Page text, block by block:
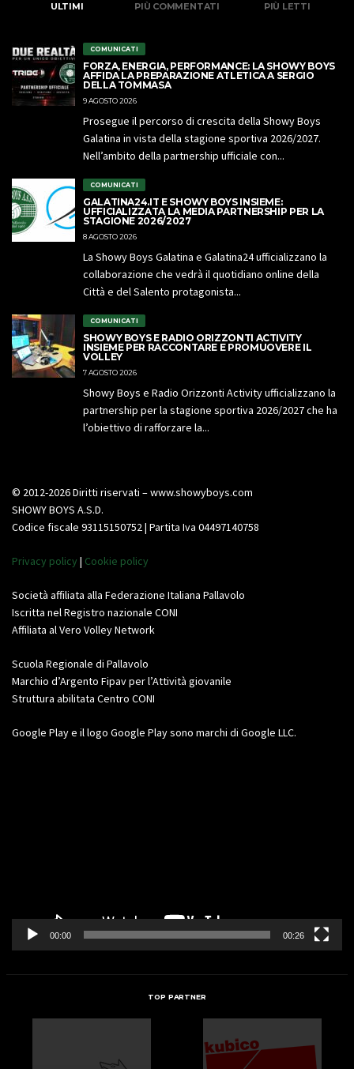
ULTIMI PIÙ COMMENTATI PIÙ LETTI
COMUNICATI
FORZA, ENERGIA, PERFORMANCE: LA SHOWY BOYS
AFFIDA LA PREPARAZIONE ATLETICA A SERGIO
DELLA TOMMASA
9 AGOSTO 2026
Prosegue il percorso di crescita della Showy Boys
Galatina in vista della stagione sportiva 2026/2027.
Nell’ambito della partnership ufficiale con...
COMUNICATI
GALATINA24.IT E SHOWY BOYS INSIEME:
UFFICIALIZZATA LA MEDIA PARTNERSHIP PER LA
STAGIONE 2026/2027
8 AGOSTO 2026
La Showy Boys Galatina e Galatina24 ufficializzano la
collaborazione che vedrà il quotidiano online della
Città e del Salento protagonista...
COMUNICATI
SHOWY BOYS E RADIO ORIZZONTI ACTIVITY
INSIEME PER RACCONTARE E PROMUOVERE IL
VOLLEY
7 AGOSTO 2026
Showy Boys e Radio Orizzonti Activity ufficializzano la
partnership per la stagione sportiva 2026/2027 che ha
l’obiettivo di rafforzare la...
© 2012-2026 Diritti riservati – www.showyboys.com
SHOWY BOYS A.S.D.
Codice fiscale 93115150752 | Partita Iva 04497140758
Privacy policy | Cookie policy
Società affiliata alla Federazione Italiana Pallavolo
Iscritta nel Registro nazionale CONI
Affiliata al Vero Volley Network
Scuola Regionale di Pallavolo
Marchio d’Argento Fipav per l’Attività giovanile
Struttura abilitata Centro CONI
Google Play e il logo Google Play sono marchi di Google LLC.
00:00 00:26
TOP PARTNER